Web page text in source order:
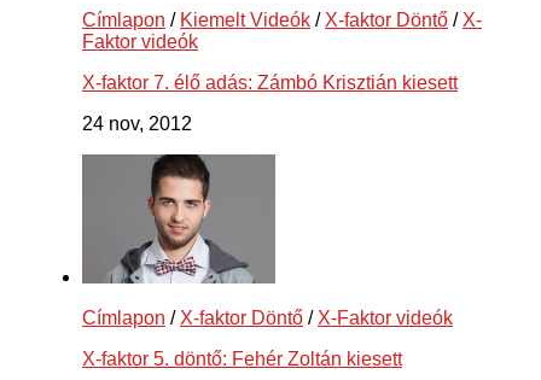
Címlapon / Kiemelt Videók / X-faktor Döntő / X-
Faktor videók
X-faktor 7. élő adás: Zámbó Krisztián kiesett
24 nov, 2012
Címlapon / X-faktor Döntő / X-Faktor videók
X-faktor 5. döntő: Fehér Zoltán kiesett